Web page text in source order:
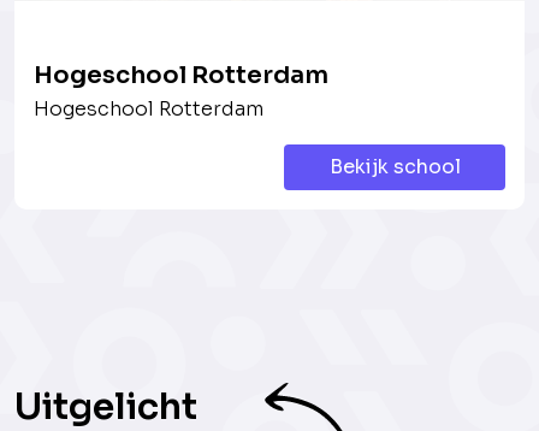
Hogeschool Rotterdam
Hogeschool Rotterdam
Bekijk school
Uitgelicht